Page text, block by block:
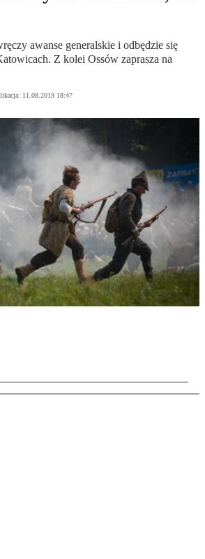
awanse generalskie i odbędzie się
Z kolei Ossów zaprasza na
11.08.2019 18:47